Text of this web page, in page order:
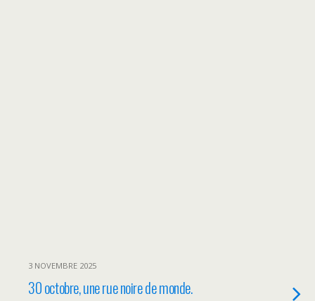
3 NOVEMBRE 2025
30 octobre, une rue noire de monde.